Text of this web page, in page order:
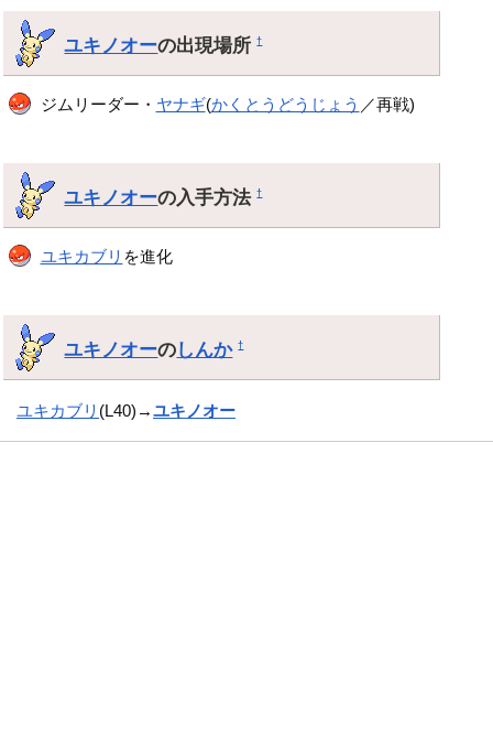
ユキノオーの出現場所†
ジムリーダー・ ヤナギ(かくとうどうじょう ／再戦)
ユキノオーの入手方法†
ユキカブリ を進化
ユキノオーのしんか †
ユキカブリ (L40)→ユキノオー